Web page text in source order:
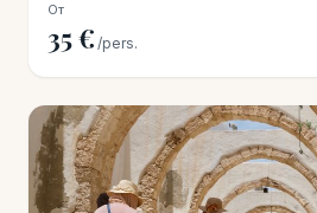
От
35 € /pers.